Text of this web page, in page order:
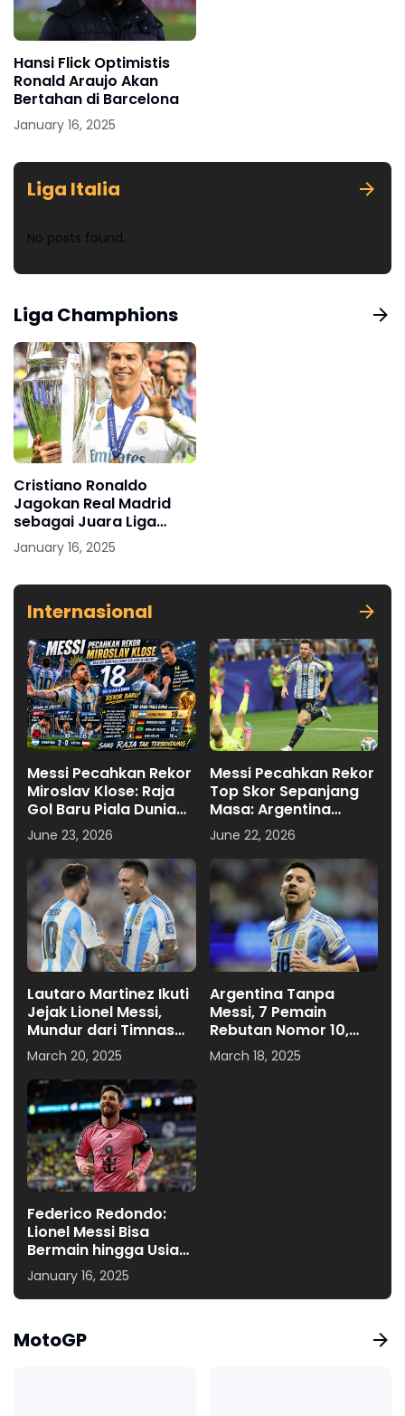
Hansi Flick Optimistis
Ronald Araujo Akan
Bertahan di Barcelona
January 16, 2025
Liga Italia
No posts found.
Liga Champhions
Cristiano Ronaldo
Jagokan Real Madrid
sebagai Juara Liga
Champions 2024/2025
January 16, 2025
Internasional
Messi Pecahkan Rekor
Miroslav Klose: Raja
Gol Baru Piala Dunia
Terlahir di Dallas
June 23, 2026
Messi Pecahkan Rekor
Top Skor Sepanjang
Masa: Argentina
Tumbangkan Austria
2-0 di Piala Dunia
2026
June 22, 2026
Lautaro Martinez Ikuti
Jejak Lionel Messi,
Mundur dari Timnas
Argentina Jelang
Kualifikasi Piala Dunia
2026
March 20, 2025
Argentina Tanpa
Messi, 7 Pemain
Rebutan Nomor 10,
Nico Paz Jadi
Kandidat Kuat
March 18, 2025
Federico Redondo:
Lionel Messi Bisa
Bermain hingga Usia
45 Tahun
January 16, 2025
MotoGP